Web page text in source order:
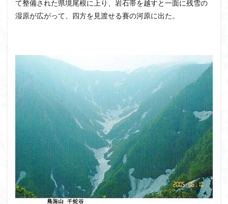
て整備された県境尾根に上り、岩石帯を越すと一面に残雪の
湿原が広がって、四方を見渡せる賽の河原に出た。
キランソウ
三国山 三峰神社
奥穂高岳
吉見町
堂山 埼玉県 埼玉百名山
台東区
大パノラマ 古墳
単独
南会津
南アルプス南端
南アルプス 半月山
千葉県
千畳敷カール
千体荒神 十文字小屋
夕張
大仁田山
十二坊 天照皇大神宮
奥秩父
奥武蔵
奥日光 奥多摩 奥吉野
奥利根
奥久慈
奥三河 奈良県 夫神岳
太郎坊山
太田部
太田 天狗山
天然記念物
大峰山脈北部
天栄村
大高取山
大雪山旭岳ロープーウェイ
大野原神社 大谷嶺